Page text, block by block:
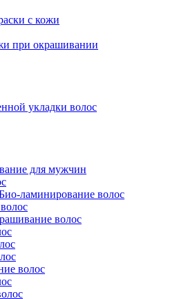
с кожи
при окрашивании
укладки волос
для мужчин
ламинирование волос
волос
волос